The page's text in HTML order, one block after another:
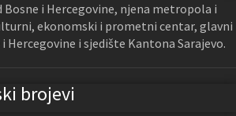
Bosne i Hercegovine, njena metropola i
ekonomski i prometni centar, glavni
Hercegovine i sjedište Kantona Sarajevo.
brojevi